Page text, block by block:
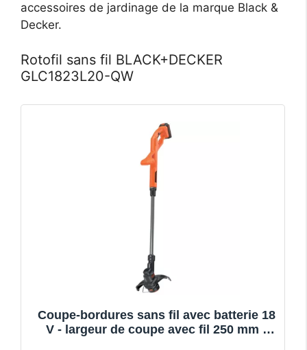
accessoires de jardinage de la marque Black &
Decker.
Rotofil sans fil BLACK+DECKER
GLC1823L20-QW
Coupe-bordures sans fil avec batterie 18
V - largeur de coupe avec fil 250 mm -